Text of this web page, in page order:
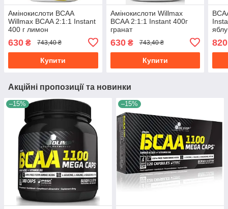
Амінокислоти ВСАА
Willmax BCAA 2:1:1 Instant
400 г лимон
630 ₴ 743,40 ₴
Купити
Амінокислоти Willmax
BCAA 2:1:1 Instant 400г
гранат
630₴ 743,40 ₴
Купити
820
Акційні пропозиції та новинки
–15% –15%